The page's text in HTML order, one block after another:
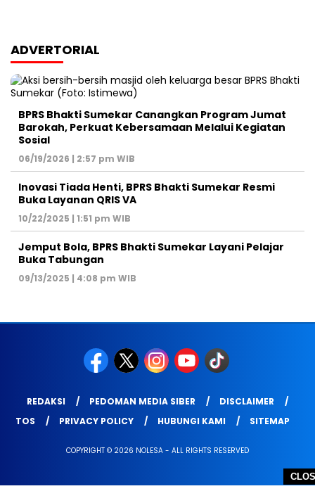
ADVERTORIAL
BPRS Bhakti Sumekar Canangkan Program Jumat
Barokah, Perkuat Kebersamaan Melalui Kegiatan
Sosial
06/19/2026 | 2:57 pm WIB
Inovasi Tiada Henti, BPRS Bhakti Sumekar Resmi
Buka Layanan QRIS VA
10/22/2025 | 1:51 pm WIB
Jemput Bola, BPRS Bhakti Sumekar Layani Pelajar
Buka Tabungan
09/13/2025 | 4:08 pm WIB
REDAKSI PEDOMAN MEDIA SIBER
DISCLAIMER
TOS
PRIVACY POLICY HUBUNGI KAMI SITEMAP
COPYRIGHT © 2026 NOLESA - ALL RIGHTS RESERVED